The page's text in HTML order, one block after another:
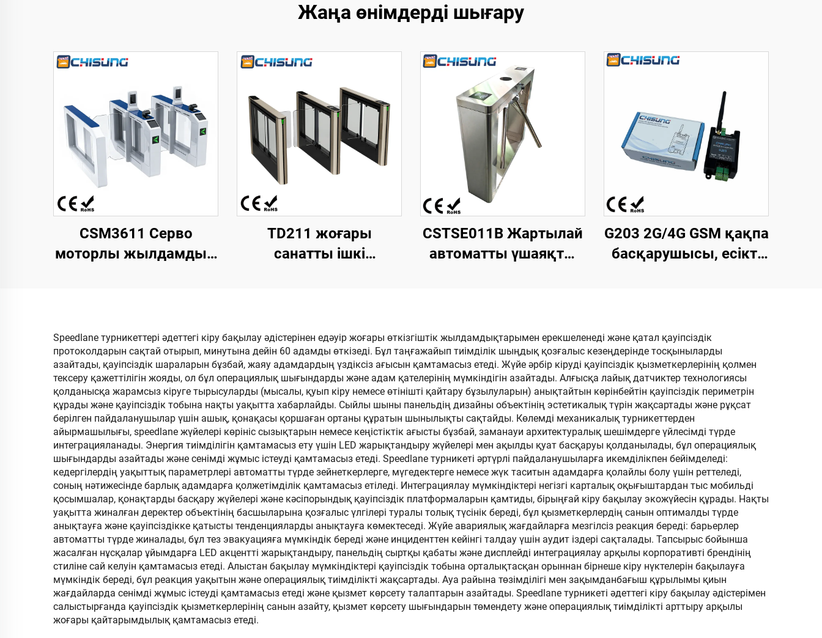
Жаңа өнімдерді шығару
CSM3611 Серво
моторлы жылдамдық
болат 18-Инфрақызыл
AFC Кіру бақылауы
айналмалы қақпа
TD211 жоғары
санатты ішкі
әзірлеген қозғалтқыш,
темірден жасалған
ыстықтай
домалақталған парақ
корпус, құйма темір
механизмі
CSTSE011B Жартылай
автоматты үшаяқты
биіктік Тұтынушылар
үшін тапсырыс
бойынша дайындалған
тік бұрыш
G203 2G/4G GSM қақпа
басқарушысы, есікті
жеткізу басқару
құрылғысы,
ауыстырғыш
Speedlane турникеттері әдеттегі кіру бақылау әдістерінен едәуір жоғары өткізгіштік жылдамдықтарымен ерекшеленеді және қатал қауіпсіздік
протоколдарын сақтай отырып, минутына дейін 60 адамды өткізеді. Бұл таңғажайып тиімділік шыңдық қозғалыс кезеңдерінде тосқыныларды
азайтады, қауіпсіздік шараларын бұзбай, жаяу адамдардың үздіксіз ағысын қамтамасыз етеді. Жүйе әрбір кіруді қауіпсіздік қызметкерлерінің қолмен
тексеру қажеттілігін жояды, ол бұл операциялық шығындарды және адам қателерінің мүмкіндігін азайтады. Алғысқа лайық датчиктер технологиясы
қолданысқа жарамсыз кіруге тырысуларды (мысалы, қуып кіру немесе өтінішті қайтару бұзылуларын) анықтайтын көрінбейтін қауіпсіздік периметрін
құрады және қауіпсіздік тобына нақты уақытта хабарлайды. Сыйлы шыны панельдің дизайны объектінің эстетикалық түрін жақсартады және рұқсат
берілген пайдаланушылар үшін ашық, қонақасы қоршаған ортаны құратын шынылықты сақтайды. Көлемді механикалық турникеттерден
айырмашылығы, speedlane жүйелері көрініс сызықтарын немесе кеңістіктік ағысты бұзбай, заманауи архитектуралық шешімдерге үйлесімді түрде
интеграцияланады. Энергия тиімділігін қамтамасыз ету үшін LED жарықтандыру жүйелері мен ақылды қуат басқаруы қолданылады, бұл операциялық
шығындарды азайтады және сенімді жұмыс істеуді қамтамасыз етеді. Speedlane турникеті әртүрлі пайдаланушыларға икемділікпен бейімделеді:
кедергілердің уақыттық параметрлері автоматты түрде зейнеткерлерге, мүгедектерге немесе жүк таситын адамдарға қолайлы болу үшін реттеледі,
соның нәтижесінде барлық адамдарға қолжетімділік қамтамасыз етіледі. Интеграциялау мүмкіндіктері негізгі карталық оқығыштардан тыс мобильді
қосымшалар, қонақтарды басқару жүйелері және кәсіпорындық қауіпсіздік платформаларын қамтиды, бірыңғай кіру бақылау экожүйесін құрады. Нақты
уақытта жиналған деректер объектінің басшыларына қозғалыс үлгілері туралы толық түсінік береді, бұл қызметкерлердің санын оптималды түрде
анықтауға және қауіпсіздікке қатысты тенденцияларды анықтауға көмектеседі. Жүйе авариялық жағдайларға мезгілсіз реакция береді: барьерлер
автоматты түрде жиналады, бұл тез эвакуацияға мүмкіндік береді және инциденттен кейінгі талдау үшін аудит іздері сақталады. Тапсырыс бойынша
жасалған нұсқалар ұйымдарға LED акцентті жарықтандыру, панельдің сыртқы қабаты және дисплейді интеграциялау арқылы корпоративті брендінің
стиліне сай келуін қамтамасыз етеді. Алыстан бақылау мүмкіндіктері қауіпсіздік тобына орталықтасқан орыннан бірнеше кіру нүктелерін бақылауға
мүмкіндік береді, бұл реакция уақытын және операциялық тиімділікті жақсартады. Ауа райына төзімділігі мен зақымданбағыш құрылымы қиын
жағдайларда сенімді жұмыс істеуді қамтамасыз етеді және қызмет көрсету талаптарын азайтады. Speedlane турникеті әдеттегі кіру бақылау әдістерімен
салыстырғанда қауіпсіздік қызметкерлерінің санын азайту, қызмет көрсету шығындарын төмендету және операциялық тиімділікті арттыру арқылы
жоғары қайтарымдылық қамтамасыз етеді.